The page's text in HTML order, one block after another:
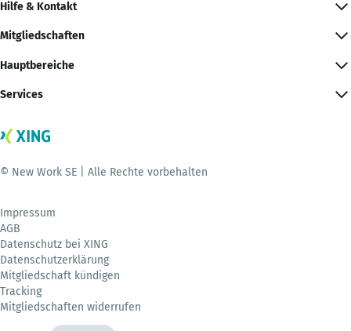
Hilfe & Kontakt
Mitgliedschaften
Hauptbereiche
Services
© New Work SE | Alle Rechte vorbehalten
Impressum
AGB
Datenschutz bei XING
Datenschutzerklärung
Mitgliedschaft kündigen
Tracking
Mitgliedschaften widerrufen